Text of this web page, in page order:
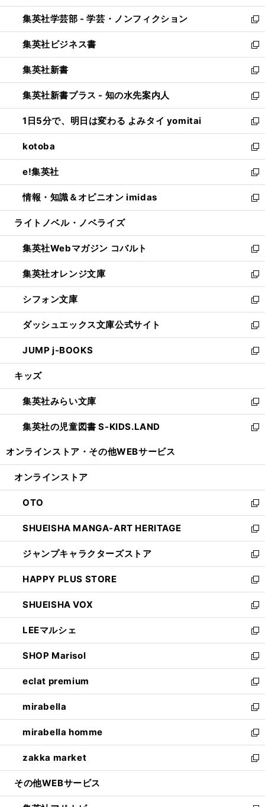
開
く
ウ
で
開
く
ン
ド
ウ
で
開
く
ウ
ィ
ン
ド
ウ
で
開
く
集英社学芸部 - 学芸・ノンフィクション
新
し
い
ウ
ィ
ン
ド
ウ
で
開
く
集英社ビジネス書
新
し
い
ウ
ィ
ン
ド
ウ
で
開
く
集英社新書
新
し
い
ウ
ィ
ン
ド
ウ
で
開
く
集英社新書プラス - 知の水先案内人
新
し
い
ウ
ィ
ン
ド
ウ
で
開
1日5分で、明日は変わる よみタイ yomitai
新
し
い
ウ
ィ
ン
ド
ウ
開
く
kotoba
新
し
い
ウ
ィ
ン
ウ
で
開
く
e!集英社
新
し
い
ウ
ン
ド
ウ
で
開
く
情報・知識＆オピニオン imidas
新
し
ウ
ィ
ン
ド
ウ
で
開
く
ライトノベル・ノベライズ
集英社Webマガジン コバルト
新
し
い
ウ
ィ
ン
ド
ウ
で
開
集英社オレンジ文庫
新
し
い
ウ
ィ
ン
ド
ウ
開
く
シフォン文庫
新
し
い
ウ
ィ
ン
ウ
で
開
く
ダッシュエックス文庫公式サイト
新
し
い
ウ
ン
ド
ウ
で
JUMP j-BOOKS
新
し
ウ
ィ
ン
ド
開
キッズ
集英社みらい文庫
新
し
い
ン
ウ
で
開
く
集英社の児童図書 S-KIDS.LAND
新
ウ
ン
ド
ウ
で
開
く
オンラインストア・ その他WEBサービス
オンラインストア
OTO
新
し
い
ウ
ィ
ン
ド
ウ
で
開
く
SHUEISHA MANGA-ART HERITAGE
新
し
い
ウ
ィ
ン
ド
ウ
で
開
く
ジャンプキャラクターズストア
新
し
い
ウ
ィ
ン
ド
ウ
で
開
く
HAPPY PLUS STORE
新
し
い
ウ
ィ
ン
ド
ウ
で
開
く
SHUEISHA VOX
新
し
い
ウ
ィ
ン
ド
ウ
で
開
く
LEEマルシェ
新
し
い
ウ
ィ
ン
ド
ウ
で
開
く
SHOP Marisol
新
し
い
ウ
ィ
ン
ド
ウ
で
開
eclat premium
新
し
い
ウ
ィ
ン
ド
ウ
開
mirabella
新
し
い
ウ
ィ
ン
ウ
mirabella homme
新
し
い
ウ
ン
zakka market
新
し
ウ
その他WEBサービス